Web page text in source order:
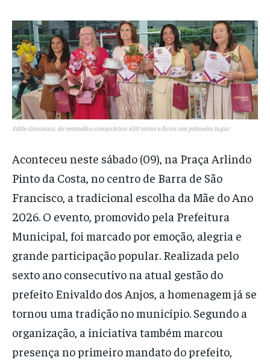
Edite Grosman, de vermelho conquistou 650 votos e ficou em primeiro lugar
Aconteceu neste sábado (09), na Praça Arlindo
Pinto da Costa, no centro de Barra de São
Francisco, a tradicional escolha da Mãe do Ano
2026. O evento, promovido pela Prefeitura
Municipal, foi marcado por emoção, alegria e
grande participação popular. Realizada pelo
sexto ano consecutivo na atual gestão do
prefeito Enivaldo dos Anjos, a homenagem já se
tornou uma tradição no município. Segundo a
organização, a iniciativa também marcou
presença no primeiro mandato do prefeito,